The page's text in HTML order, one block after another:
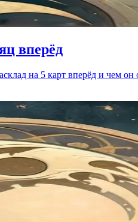
вперёд
на 5 карт вперёд и чем